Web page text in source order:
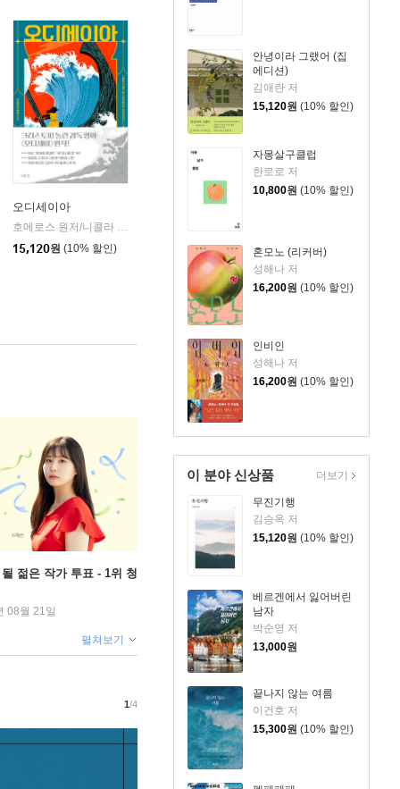
안녕이라 그랬어 (집
에디션)
김애란 저
15,120원 (10% 할인)
자몽살구클럽
한로로 저
10,800원 (10% 할인)
혼모노 (리커버)
성해나 저
16,200원 (10% 할인)
인비인
성해나 저
16,200원 (10% 할인)
이 분야 신상품
무진기행
김승옥 저
15,120원 (10% 할인)
베르겐에서 잃어버린
남자
박순영 저
13,000원
끝나지 않는 여름
이건호 저
15,300원 (10% 할인)
더보기
오디세이아
호메로스 원저/니콜라 친퀘티 글/데시데리아 귀치아르디니 그림/이승수 역
15,120원 (10% 할인)
젊은 작가 투표 - 1위 청
08월 21일
펼쳐보기
1/4